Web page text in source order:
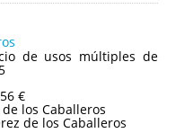
de usos múltiples de
€
los Caballeros
de los Caballeros